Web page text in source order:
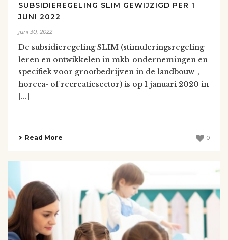
SUBSIDIEREGELING SLIM GEWIJZIGD PER 1
JUNI 2022
juni 30, 2022
De subsidieregeling SLIM (stimuleringsregeling
leren en ontwikkelen in mkb-ondernemingen en
specifiek voor grootbedrijven in de landbouw-,
horeca- of recreatiesector) is op 1 januari 2020 in
[...]
Read More 0